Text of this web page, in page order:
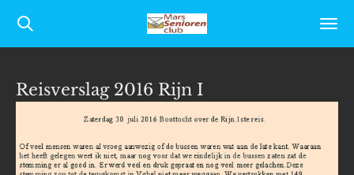
Ga
direct
de
hoofdinhoud
Reisverslag 2016 Rijn I